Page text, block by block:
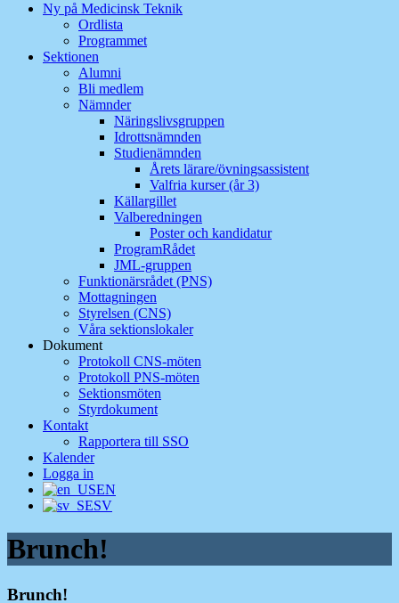
Ny på Medicinsk Teknik
Ordlista
Programmet
Sektionen
Alumni
Bli medlem
Nämnder
Näringslivsgruppen
Idrottsnämnden
Studienämnden
Årets lärare/övningsassistent
Valfria kurser (år 3)
Källargillet
Valberedningen
Poster och kandidatur
ProgramRådet
JML-gruppen
Funktionärsrådet (PNS)
Mottagningen
Styrelsen (CNS)
Våra sektionslokaler
Dokument
Protokoll CNS-möten
Protokoll PNS-möten
Sektionsmöten
Styrdokument
Kontakt
Rapportera till SSO
Kalender
Logga in
EN
SV
Brunch!
Brunch!